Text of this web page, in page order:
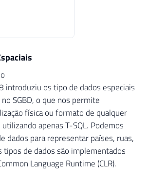
introduziu os tipo de dados especiais
SGBD, o que nos permite
física ou formato de qualquer
apenas T-SQL. Podemos
dados para representar países, ruas,
tipos de dados são implementados
Language Runtime (CLR).